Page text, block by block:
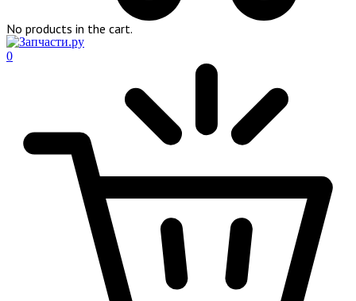
No products in the cart.
0